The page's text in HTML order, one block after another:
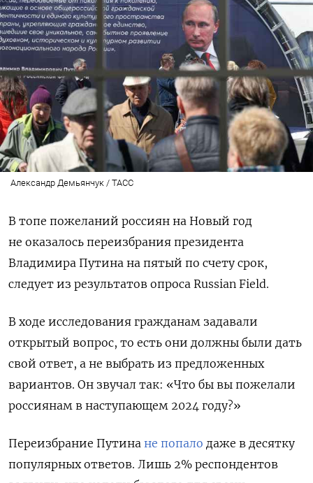
Александр Демьянчук / ТАСС
В топе пожеланий россиян на Новый год
не оказалось переизбрания президента
Владимира Путина на пятый по счету срок,
следует из результатов опроса Russian Field.
В ходе исследования гражданам задавали
открытый вопрос, то есть они должны были дать
свой ответ, а не выбрать из предложенных
вариантов. Он звучал так: «Что бы вы пожелали
россиянам в наступающем 2024 году?»
Переизбрание Путина не попало даже в десятку
популярных ответов. Лишь 2% респондентов